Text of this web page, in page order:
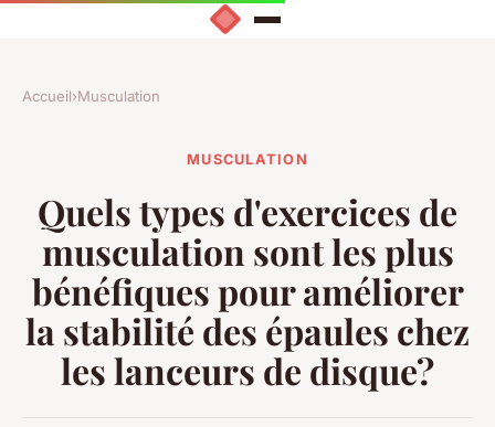
Accueil›Musculation
MUSCULATION
Quels types d'exercices de
musculation sont les plus
bénéfiques pour améliorer
la stabilité des épaules chez
les lanceurs de disque?